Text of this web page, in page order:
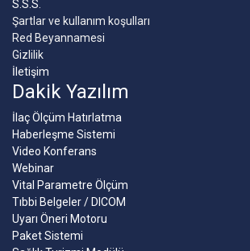
S.S.S.
Şartlar ve kullanım koşulları
Red Beyannamesi
Gizlilik
İletişim
Dakik Yazılım
İlaç Ölçüm Hatırlatma
Haberleşme Sistemi
Video Konferans
Webinar
Vital Parametre Ölçüm
Tıbbi Belgeler / DICOM
Uyarı Öneri Motoru
Paket Sistemi